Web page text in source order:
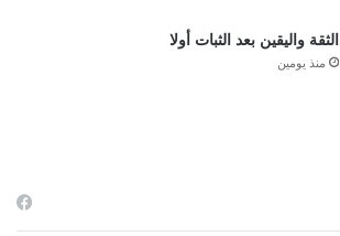
الثقة واليقين بعد الثبات أولا
منذ يومين